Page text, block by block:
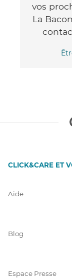
vos
La
CLICK&CARE ET
Aide
Blog
Espace Presse